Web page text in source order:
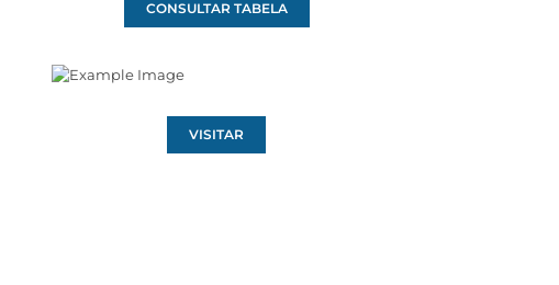
CONSULTAR TABELA
VISITAR